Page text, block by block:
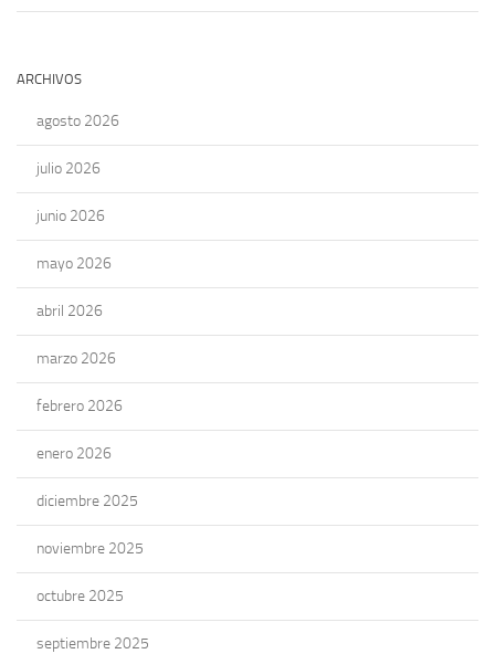
ARCHIVOS
agosto 2026
julio 2026
junio 2026
mayo 2026
abril 2026
marzo 2026
febrero 2026
enero 2026
diciembre 2025
noviembre 2025
octubre 2025
septiembre 2025